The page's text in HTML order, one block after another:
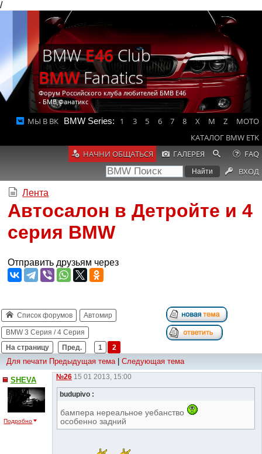
/
BMWE46Club
BMWFanatics
Форум Российского клуба любителей БМВ Е46
- БМВ Фанатикс
МЫ В ВК BMW Series: 1 3 5 6 7 8 X M Z
MOTO
КАТАЛОГ BMW ETK
НАЧНИ ОБЩАТЬСЯ
ГАЛЕРЕЯ
FAQ
ВХОД
Лента
Автосалон в Детройте и 4
серия BMW
Отправить друзьям через
Список форумов Автомир
BMW 3 Серия / 4 Серия
На страницу
Пред. 1 2
Для печати Предыдущая тема| Следующая тема
SHEVA
Подробно
№26 15 01 2013, 15:00
budupivo :
бампера нереальное yебанство
особенно задний